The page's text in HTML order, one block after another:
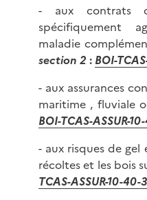
- aux contrats
spécifiquement
maladie
section 2 : BOI-
- aux assurances
maritime , fluviale
BOI-TCAS-ASSUR-
- aux risques de
récoltes et les bois
TCAS-ASSUR-10-